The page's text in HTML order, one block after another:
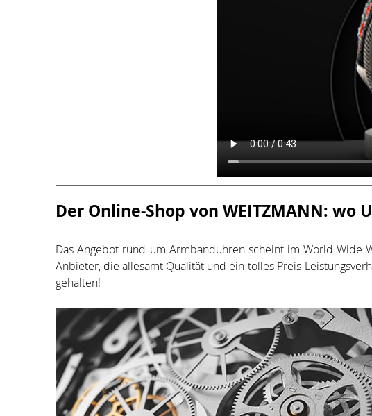
Der Online-Shop von WEITZMANN: wo
Das Angebot rund um Armbanduhren scheint im World Wide
Anbieter, die allesamt Qualität und ein tolles Preis-
gehalten!